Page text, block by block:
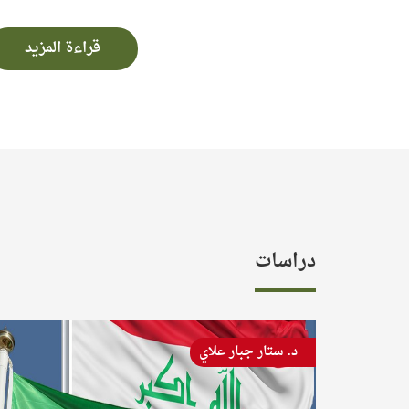
قراءة المزيد
دراسات
د. محمد محسن أبو النور